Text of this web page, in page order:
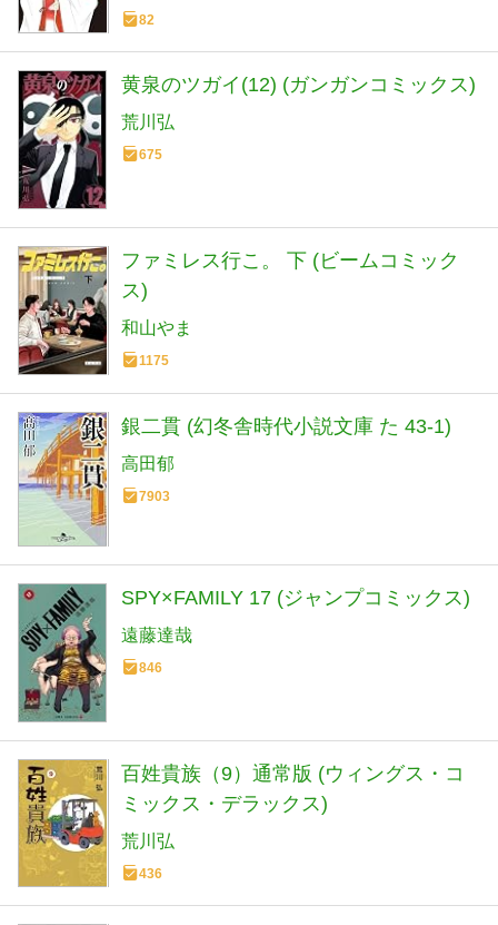
82
黄泉のツガイ(12) (ガンガンコミックス)
荒川弘
675
ファミレス行こ。 下 (ビームコミック
ス)
和山やま
1175
銀二貫 (幻冬舎時代小説文庫 た 43-1)
高田郁
7903
SPY×FAMILY 17 (ジャンプコミックス)
遠藤達哉
846
百姓貴族（9）通常版 (ウィングス・コ
ミックス・デラックス)
荒川弘
436